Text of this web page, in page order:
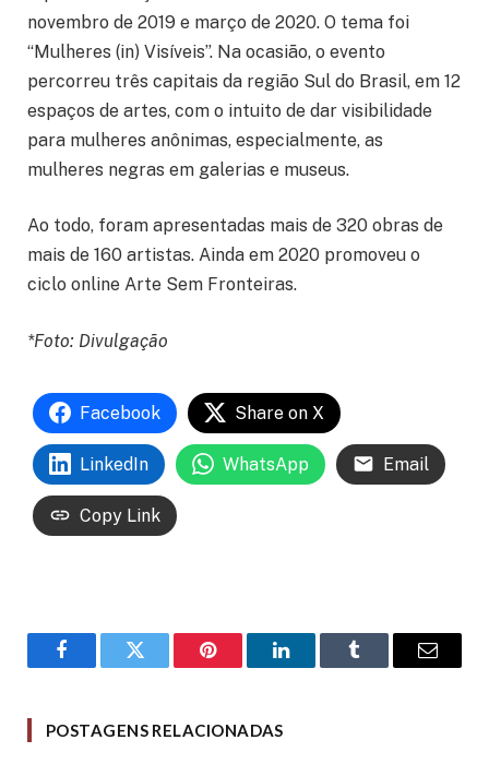
novembro de 2019 e março de 2020. O tema foi
“Mulheres (in) Visíveis”. Na ocasião, o evento
percorreu três capitais da região Sul do Brasil, em 12
espaços de artes, com o intuito de dar visibilidade
para mulheres anônimas, especialmente, as
mulheres negras em galerias e museus.
Ao todo, foram apresentadas mais de 320 obras de
mais de 160 artistas. Ainda em 2020 promoveu o
ciclo online Arte Sem Fronteiras.
*Foto: Divulgação
Facebook Share on X
LinkedIn WhatsApp Email
Copy Link
FacebookTwitter Pinterest LinkedInTumblr Email
POSTAGENS RELACIONADAS